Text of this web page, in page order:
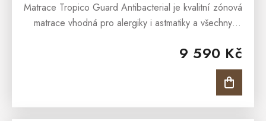
9 590 Kč
Matrace Tropico Guard Antibacterial je kvalitní zónová
matrace vhodná pro alergiky i astmatiky a všechny